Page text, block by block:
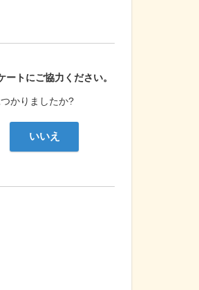
ートにご協力ください。
かりましたか?
いいえ